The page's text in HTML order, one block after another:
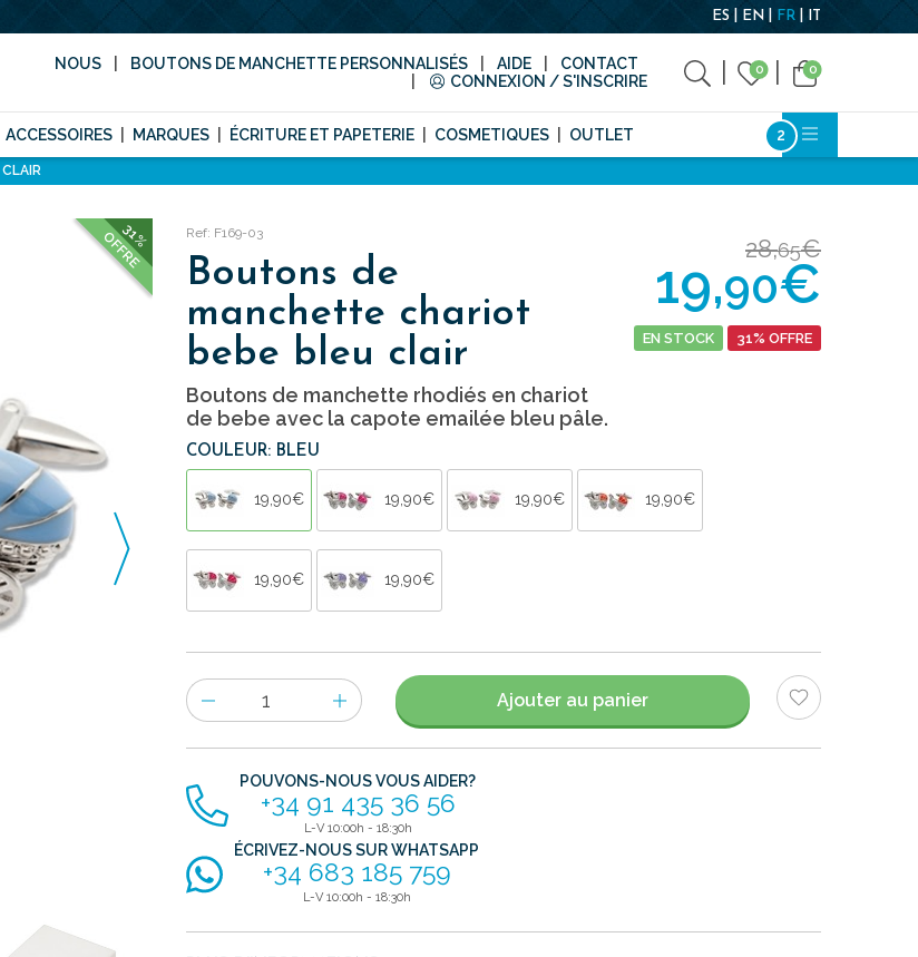
ES EN FR IT
NOUS BOUTONS DE MANCHETTE PERSONNALISÉS AIDE
CONTACT
CONNEXION / S'INSCRIRE
0 0
ACCESSOIRES MARQUES ÉCRITURE ET PAPETERIE COSMETIQUES OUTLET
31%
OFFRE Ref: F169-03
Boutons de
manchette chariot
bebe bleu clair
Boutons de manchette rhodiés en chariot
de bebe avec la capote emailée bleu pâle.
28,65€
19,90€
EN STOCK 31% OFFRE
COULEUR: BLEU
19,90€ 19,90€ 19,90€ 19,90€
19,90€ 19,90€
Nombre
d'items
Ajouter au panier
POUVONS-NOUS VOUS AIDER?
+34 91 435 36 56
L-V 10:00h - 18:30h
ÉCRIVEZ-NOUS SUR WHATSAPP
+34 683 185 759
L-V 10:00h - 18:30h